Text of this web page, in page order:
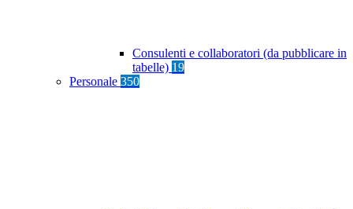
Consulenti e collaboratori (da pubblicare in
tabelle) 19
Personale 350